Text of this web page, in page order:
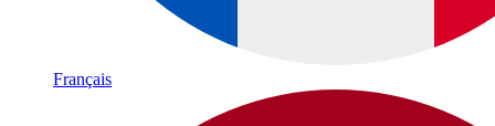
Français